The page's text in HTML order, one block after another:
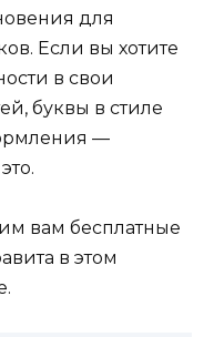
для
Если вы хотите
в свои
буквы в стиле
—
вам бесплатные
в этом